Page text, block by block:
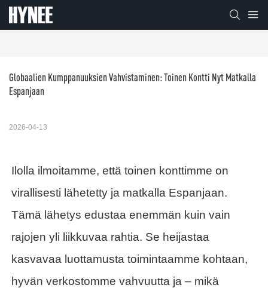
Globaalien Kumppanuuksien Vahvistaminen: Toinen Kontti Nyt Matkalla
Espanjaan
2026-04-13
Ilolla ilmoitamme, että toinen konttimme on
virallisesti lähetetty ja matkalla Espanjaan.
Tämä lähetys edustaa enemmän kuin vain
rajojen yli liikkuvaa rahtia. Se heijastaa
kasvavaa luottamusta toimintaamme kohtaan,
hyvän verkostomme vahvuutta ja – mikä